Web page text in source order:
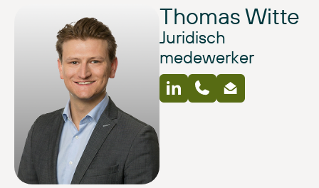
Thomas Witte
Juridisch
medewerker